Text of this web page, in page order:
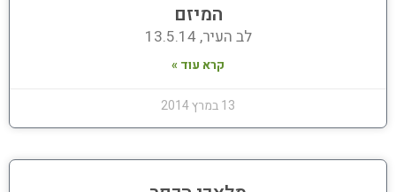
המיזם
לב העיר, 13.5.14
קרא עוד »
13 במרץ 2014